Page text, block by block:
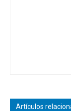
Artículos